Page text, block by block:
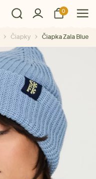
0
Čiapky Čiapka Zala Blue